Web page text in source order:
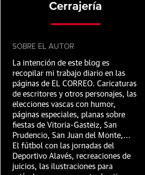
Cerrajería
SOBRE EL AUTOR
La intención de este blog es
recopilar mi trabajo diario en las
páginas de EL CORREO. Caricaturas
de escritores y otros personajes, las
elecciones vascas con humor,
páginas especiales, planas sobre
fiestas de Vitoria-Gasteiz, San
Prudencio, San Juan del Monte,...
El fútbol con las jornadas del
Deportivo Alavés, recreaciones de
juicios, las ilustraciones para